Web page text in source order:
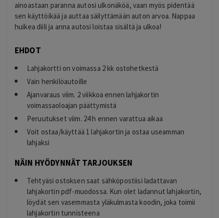
ainoastaan paranna autosi ulkonäköä, vaan myös pidentää
sen käyttöikää ja auttaa säilyttämään auton arvoa. Nappaa
huikea diili ja anna autosi loistaa sisältä ja ulkoa!
EHDOT
Lahjakortti on voimassa 2 kk ostohetkestä
Vain henkilöautoille
Ajanvaraus viim. 2 viikkoa ennen lahjakortin
voimassaoloajan päättymistä
Peruutukset viim. 24 h ennen varattua aikaa
Voit ostaa/käyttää 1 lahjakortin ja ostaa useamman
lahjaksi
NÄIN HYÖDYNNÄT TARJOUKSEN
Tehtyäsi ostoksen saat sähköpostiisi ladattavan
lahjakortin pdf-muodossa. Kun olet ladannut lahjakortin,
löydät sen vasemmasta yläkulmasta koodin, joka toimii
lahjakortin tunnisteena